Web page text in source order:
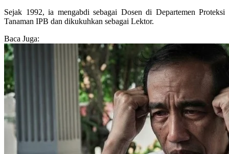
Sejak 1992, ia mengabdi sebagai Dosen di Departemen Proteksi
Tanaman IPB dan dikukuhkan sebagai Lektor.
Baca Juga: